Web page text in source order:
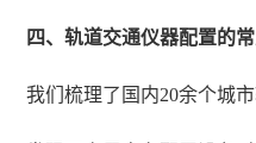
四、轨道交通仪器配置的
我们梳理了国内20余个城